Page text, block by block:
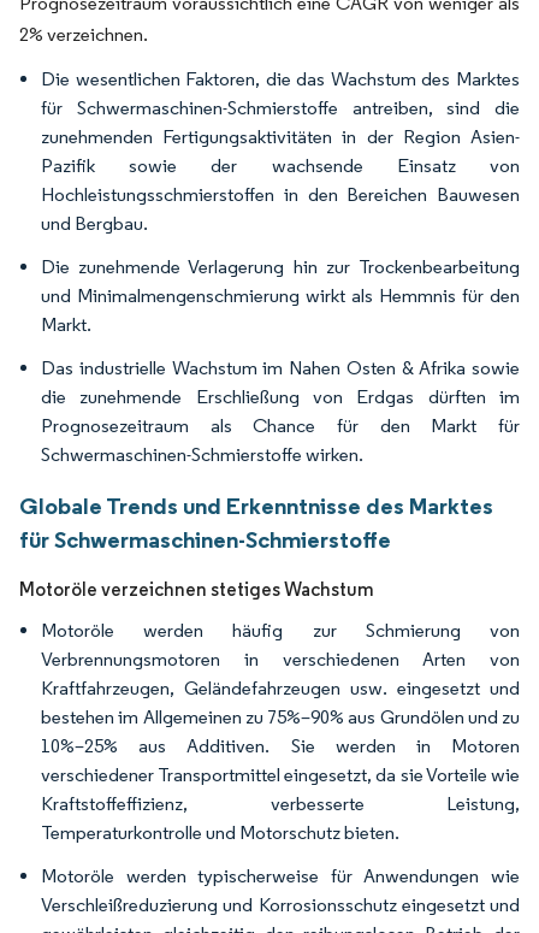
2% verzeichnen.
Die wesentlichen Faktoren, die das Wachstum des Marktes
für Schwermaschinen-Schmierstoffe antreiben, sind die
zunehmenden Fertigungsaktivitäten in der Region Asien-
Pazifik sowie der wachsende Einsatz von
Hochleistungsschmierstoffen in den Bereichen Bauwesen
und Bergbau.
Die zunehmende Verlagerung hin zur Trockenbearbeitung
und Minimalmengenschmierung wirkt als Hemmnis für den
Markt.
Das industrielle Wachstum im Nahen Osten & Afrika sowie
die zunehmende Erschließung von Erdgas dürften im
Prognosezeitraum als Chance für den Markt für
Schwermaschinen-Schmierstoffe wirken.
Globale Trends und Erkenntnisse des Marktes
für Schwermaschinen-Schmierstoffe
Motoröle verzeichnen stetiges Wachstum
Motoröle werden häufig zur Schmierung von
Verbrennungsmotoren in verschiedenen Arten von
Kraftfahrzeugen, Geländefahrzeugen usw. eingesetzt und
bestehen im Allgemeinen zu 75%–90% aus Grundölen und zu
10%–25% aus Additiven. Sie werden in Motoren
verschiedener Transportmittel eingesetzt, da sie Vorteile wie
Kraftstoffeffizienz, verbesserte Leistung,
Temperaturkontrolle und Motorschutz bieten.
Motoröle werden typischerweise für Anwendungen wie
Verschleißreduzierung und Korrosionsschutz eingesetzt und